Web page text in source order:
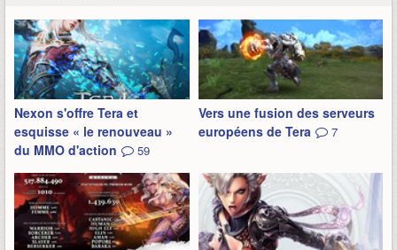
Nexon s'offre Tera et
esquisse « le renouveau »
du MMO d'action
59
Vers une fusion des serveurs
européens de Tera
7